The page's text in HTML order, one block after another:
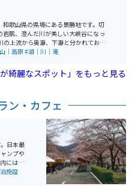
和歌山県の県境にある景勝地です。切
岩肌、澄んだ川が美しい大峡谷になっ
の上流から奥瀞、下瀞と分かれてお
っちょう)とも呼ばれています。天気
見上げると大自然をより一層感じるこ
｜高原#湖｜川｜滝
が綺麗なスポット」をもっと見る
ン・カフェ
日本最
ンプや
にはオ
グルー
ダムの
施設